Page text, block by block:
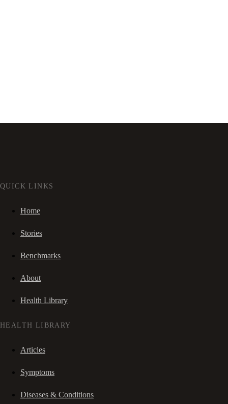
QUICK LINKS
Home
Stories
Benchmarks
About
Health Library
HEALTH LIBRARY
Articles
Symptoms
Diseases & Conditions